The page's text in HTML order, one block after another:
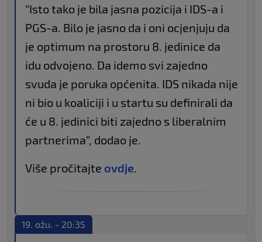
“Isto tako je bila jasna pozicija i IDS-a i
PGS-a. Bilo je jasno da i oni ocjenjuju da
je optimum na prostoru 8. jedinice da
idu odvojeno. Da idemo svi zajedno
svuda je poruka općenita. IDS nikada nije
ni bio u koaliciji i u startu su definirali da
će u 8. jedinici biti zajedno s liberalnim
partnerima”, dodao je.
Više pročitajte ovdje.
19. ožu. - 20:35